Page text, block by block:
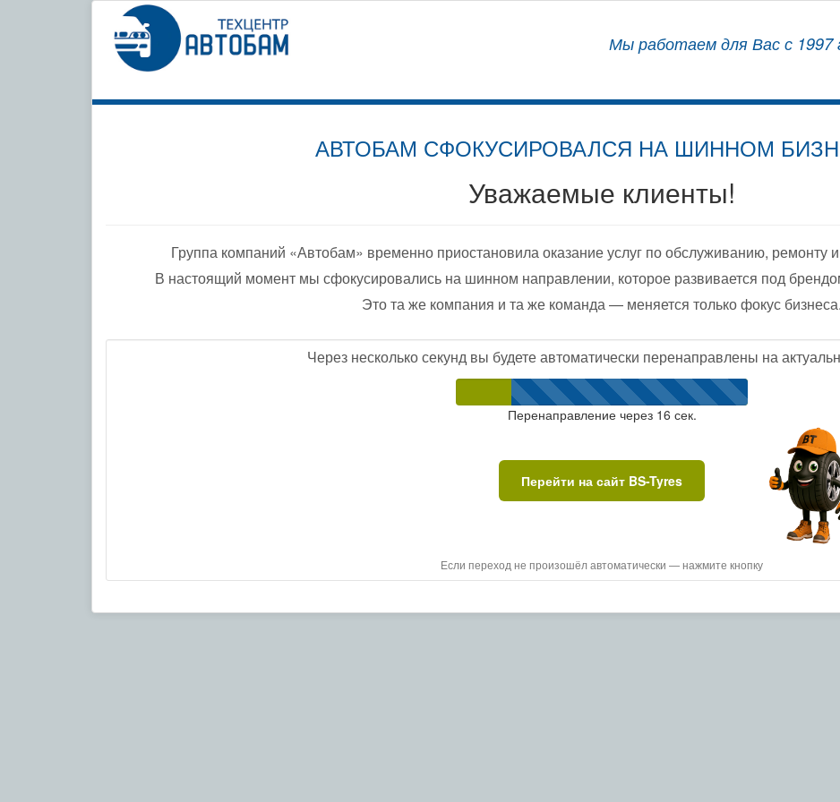
Мы работаем для Вас с 1997
АВТОБАМ СФОКУСИРОВАЛСЯ НА ШИННОМ
Уважаемые клиенты!
Группа компаний «Автобам» временно приостановила оказание услуг по обслуживанию,
В настоящий момент мы сфокусировались на шинном направлении, которое развивается под
Это та же компания и та же команда — меняется только фокус бизнеса.
Через несколько секунд вы будете автоматически перенаправлены на
Перенаправление через 15 сек.
Перейти на сайт BS-Tyres
Если переход не произошёл автоматически — нажмите кнопку